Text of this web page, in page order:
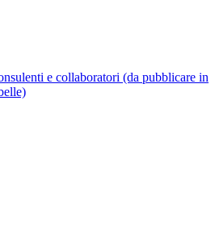
e collaboratori (da pubblicare in